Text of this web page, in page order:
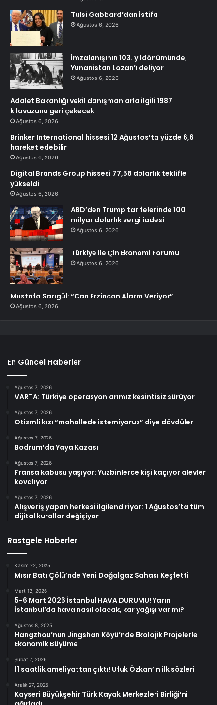
Tulsi Gabbard’dan İstifa
Ağustos 6, 2026
İmzalanışının 103. yıldönümünde,
Yunanistan Lozan’ı deliyor
Ağustos 6, 2026
Adalet Bakanlığı vekil danışmanlarla ilgili 1987
kılavuzunu geri çekecek
Ağustos 6, 2026
Brinker International hissesi 12 Ağustos’ta yüzde 6,6
hareket edebilir
Ağustos 6, 2026
Digital Brands Group hissesi 77,58 dolarlık teklifle
yükseldi
Ağustos 6, 2026
ABD’den Trump tarifelerinde 100
milyar dolarlık vergi iadesi
Ağustos 6, 2026
Türkiye ile Çin Ekonomi Forumu
Ağustos 6, 2026
Mustafa Sarıgül: “Can Erzincan Alarm Veriyor”
Ağustos 6, 2026
En Güncel Haberler
Ağustos 7, 2026
VARTA: Türkiye operasyonlarımız kesintisiz sürüyor
Ağustos 7, 2026
Otizmli kızı “mahallede istemiyoruz” diye dövdüler
Ağustos 7, 2026
Bodrum’da Yaya Kazası
Ağustos 7, 2026
Fransa kabusu yaşıyor: Yüzbinlerce kişi kaçıyor alevler
kovalıyor
Ağustos 7, 2026
Alışveriş yapan herkesi ilgilendiriyor: 1 Ağustos’ta tüm
dijital kurallar değişiyor
Rastgele Haberler
Kasım 22, 2025
Mısır Batı Çölü’nde Yeni Doğalgaz Sahası Keşfetti
Mart 12, 2026
5-6 Mart 2026 İstanbul HAVA DURUMU! Yarın
İstanbul’da hava nasıl olacak, kar yağışı var mı?
Ağustos 8, 2025
Hangzhou’nun Jingshan Köyü’nde Ekolojik Projelerle
Ekonomik Büyüme
Şubat 7, 2026
11 saatlik ameliyattan çıktı! Ufuk Özkan’ın ilk sözleri
Aralık 27, 2025
Kayseri Büyükşehir Türk Kayak Merkezleri Birliği’ni